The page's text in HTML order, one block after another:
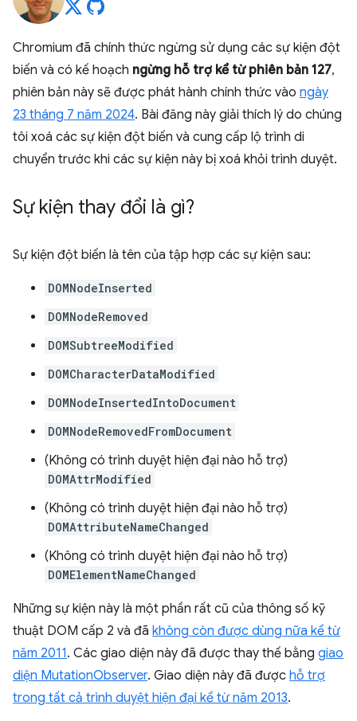
Chromium đã chính thức ngừng sử dụng các sự kiện đột
biến và có kế hoạch ngừng hỗ trợ kể từ phiên bản 127,
phiên bản này sẽ được phát hành chính thức vào ngày
23 tháng 7 năm 2024. Bài đăng này giải thích lý do chúng
tôi xoá các sự kiện đột biến và cung cấp lộ trình di
chuyển trước khi các sự kiện này bị xoá khỏi trình duyệt.
Sự kiện thay đổi là gì?
Sự kiện đột biến là tên của tập hợp các sự kiện sau:
DOMNodeInserted
DOMNodeRemoved
DOMSubtreeModified
DOMCharacterDataModified
DOMNodeInsertedIntoDocument
DOMNodeRemovedFromDocument
(Không có trình duyệt hiện đại nào hỗ trợ)
DOMAttrModified
(Không có trình duyệt hiện đại nào hỗ trợ)
DOMAttributeNameChanged
(Không có trình duyệt hiện đại nào hỗ trợ)
DOMElementNameChanged
Những sự kiện này là một phần rất cũ của thông số kỹ
thuật DOM cấp 2 và đã không còn được dùng nữa kể từ
năm 2011. Các giao diện này đã được thay thế bằng giao
diện MutationObserver. Giao diện này đã được hỗ trợ
trong tất cả trình duyệt hiện đại kể từ năm 2013.